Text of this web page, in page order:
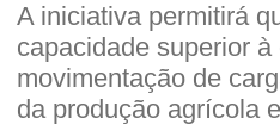
A iniciativa permitirá
capacidade superior
movimentação de
da produção agrícola